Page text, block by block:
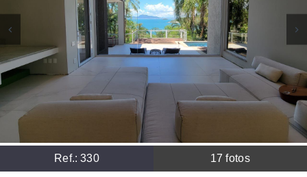
Ref.:330 17 fotos